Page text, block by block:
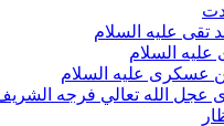
تقی علیه السلام
علیه السلام
عسکری علیه السلام
عجل الله تعالي فرجه